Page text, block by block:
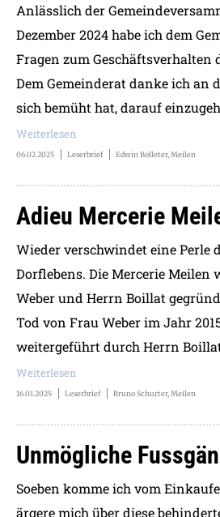
Anlässlich der
Dezember 2024 habe ich dem
Fragen zum Geschäftsverhalten
Dem Gemeinderat danke ich an
sich bemüht hat, darauf
Weiterlesen
06.02.2025 Leserbrief Edwin Bolleter, Meilen
Adieu Mercerie
Wieder verschwindet eine Perle
Dorflebens. Die Mercerie Meilen
Weber und Herrn Boillat
Tod von Frau Weber im Jahr
weitergeführt durch Herrn
Weiterlesen
16.01.2025 Leserbrief Bruno Schurter, Meilen
Unmögliche
Soeben komme ich vom
ärgere mich über diese